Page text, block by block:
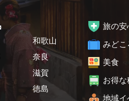
和歌山
奈良
滋賀
徳島
旅の
みどこ
美食
お得
地域イ